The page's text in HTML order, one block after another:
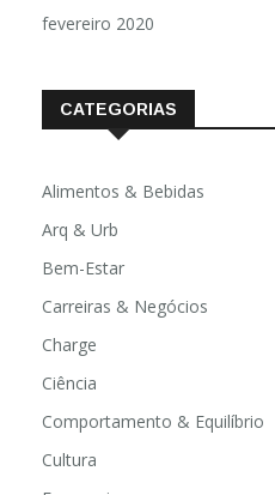
fevereiro 2020
CATEGORIAS
Alimentos & Bebidas
Arq & Urb
Bem-Estar
Carreiras & Negócios
Charge
Ciência
Comportamento & Equilíbrio
Cultura